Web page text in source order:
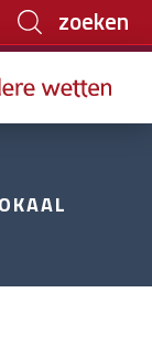
zoeken